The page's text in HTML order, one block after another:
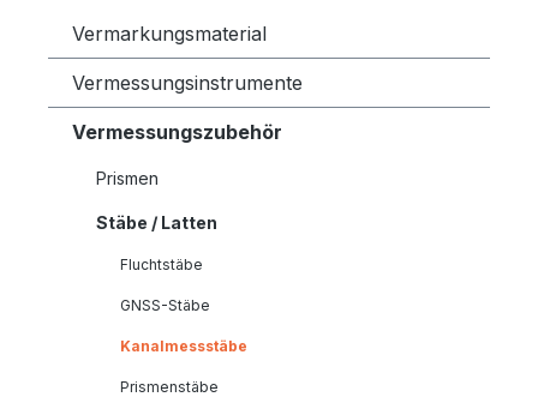
Vermarkungsmaterial
Vermessungsinstrumente
Vermessungszubehör
Prismen
Stäbe / Latten
Fluchtstäbe
GNSS-Stäbe
Kanalmessstäbe
Prismenstäbe